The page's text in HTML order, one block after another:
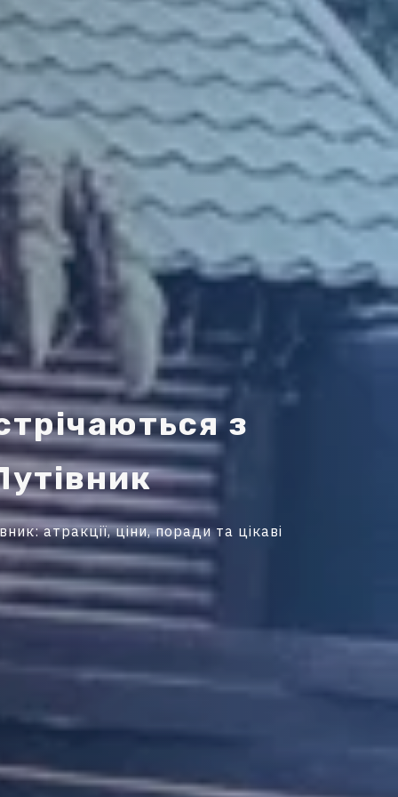
трічаються з
утівник
атракції, ціни, поради та цікаві